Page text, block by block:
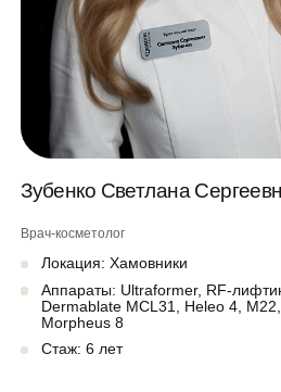
УЗИ
Лазерная эпиляция
Массаж и обёртывание
Сертификаты
Программа лояльности
QC Магазин
О клинике
Специалисты
Вакансии
Оборудование
Программа лояльности
Контакты
Зубенко Светлана
Врач-косметолог
Локация: Хамовники
Аппараты: Ultraformer, RF-
Dermablate MCL31, Heleo 4,
Morpheus 8
Стаж: 6 лет